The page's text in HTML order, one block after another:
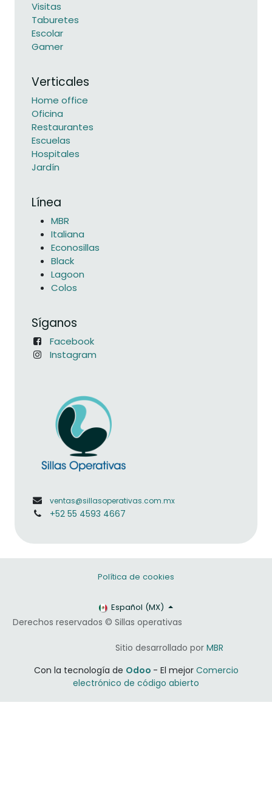
Visitas
Taburetes
Escolar
Gamer
Verticales
Home office
Oficina
Restaurantes
Escuelas
Hospitales
Jardín
Línea
MBR
Italiana
Econosillas
Black
Lagoon
Colos
Síganos
Facebook
Instagram
ventas@sillasoperativas.com.mx
+52 55 4593 4667
Política de cookies
Derechos reservados © Sillas operativas
​​Sitio desarrollado por MBR
Español (MX)
Con la tecnología de Odoo - El mejor Comercio
electrónico de código abierto